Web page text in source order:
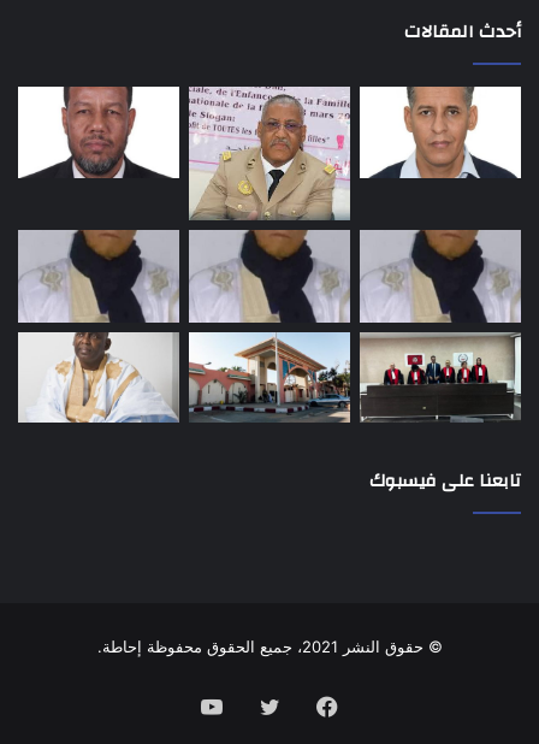
أحدث المقالات
تابعنا على فيسبوك
© حقوق النشر 2021، جميع الحقوق محفوظة إحاطة.
فيسبوك تويتر يوتيوب